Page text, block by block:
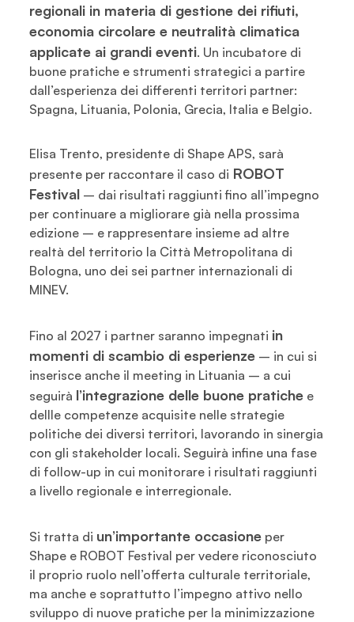
regionali in materia di gestione dei rifiuti,
economia circolare e neutralità climatica
applicate ai grandi eventi. Un incubatore di
buone pratiche e strumenti strategici a partire
dall’esperienza dei differenti territori partner:
Spagna, Lituania, Polonia, Grecia, Italia e Belgio.
Elisa Trento, presidente di Shape APS, sarà
presente per raccontare il caso di ROBOT
Festival – dai risultati raggiunti fino all’impegno
per continuare a migliorare già nella prossima
edizione – e rappresentare insieme ad altre
realtà del territorio la Città Metropolitana di
Bologna, uno dei sei partner internazionali di
MINEV.
Fino al 2027 i partner saranno impegnati in
momenti di scambio di esperienze – in cui si
inserisce anche il meeting in Lituania – a cui
seguirà l’integrazione delle buone pratiche e
dellle competenze acquisite nelle strategie
politiche dei diversi territori, lavorando in sinergia
con gli stakeholder locali. Seguirà infine una fase
di follow-up in cui monitorare i risultati raggiunti
a livello regionale e interregionale.
Si tratta di un’importante occasione per
Shape e ROBOT Festival per vedere riconosciuto
il proprio ruolo nell’offerta culturale territoriale,
ma anche e soprattutto l’impegno attivo nello
sviluppo di nuove pratiche per la minimizzazione